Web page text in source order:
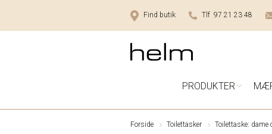
Find butik Tlf 97 21 23 48
PRODUKTER
Forside Toilettasker Toilettaske: dame